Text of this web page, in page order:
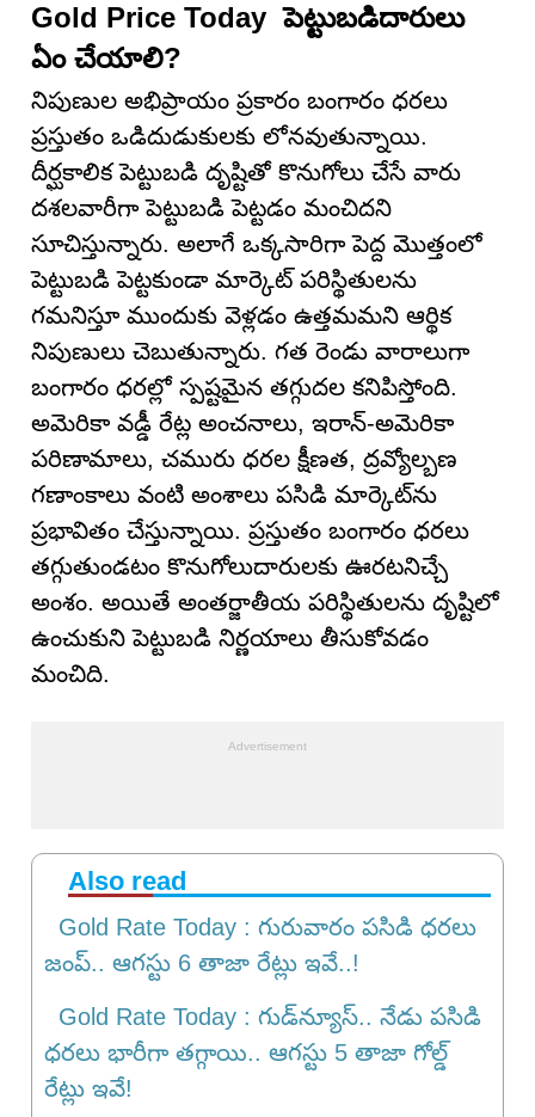
Gold Price Today పెట్టుబడిదారులు
ఏం చేయాలి?
నిపుణుల అభిప్రాయం ప్రకారం బంగారం ధరలు
ప్రస్తుతం ఒడిదుడుకులకు లోనవుతున్నాయి.
దీర్ఘకాలిక పెట్టుబడి దృష్టితో కొనుగోలు చేసే వారు
దశలవారీగా పెట్టుబడి పెట్టడం మంచిదని
సూచిస్తున్నారు. అలాగే ఒక్కసారిగా పెద్ద మొత్తంలో
పెట్టుబడి పెట్టకుండా మార్కెట్ పరిస్థితులను
గమనిస్తూ ముందుకు వెళ్లడం ఉత్తమమని ఆర్థిక
నిపుణులు చెబుతున్నారు. గత రెండు వారాలుగా
బంగారం ధరల్లో స్పష్టమైన తగ్గుదల కనిపిస్తోంది.
అమెరికా వడ్డీ రేట్ల అంచనాలు, ఇరాన్-అమెరికా
పరిణామాలు, చమురు ధరల క్షీణత, ద్రవ్యోల్బణ
గణాంకాలు వంటి అంశాలు పసిడి మార్కెట్‌ను
ప్రభావితం చేస్తున్నాయి. ప్రస్తుతం బంగారం ధరలు
తగ్గుతుండటం కొనుగోలుదారులకు ఊరటనిచ్చే
అంశం. అయితే అంతర్జాతీయ పరిస్థితులను దృష్టిలో
ఉంచుకుని పెట్టుబడి నిర్ణయాలు తీసుకోవడం
మంచిది.
Also read
Gold Rate Today : గురువారం పసిడి ధరలు
జంప్.. ఆగస్టు 6 తాజా రేట్లు ఇవే..!
Gold Rate Today : గుడ్‌న్యూస్‌.. నేడు పసిడి
ధరలు భారీగా తగ్గాయి.. ఆగస్టు 5 తాజా గోల్డ్
రేట్లు ఇవే!